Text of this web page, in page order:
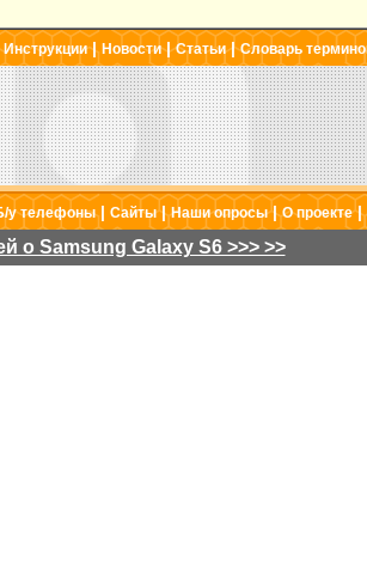
Инструкции| Новости|Статьи|Словарь
у телефоны| Сайты|Наши опросы|О проекте|
о Samsung Galaxy S6 >>> >>